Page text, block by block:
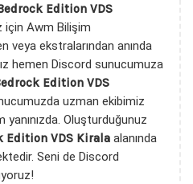
Edition VDS
için Awm Bilişim
veya ekstralarından anında
hemen Discord sunucumuza
Edition VDS
uzman ekibimiz
yanınızda. Oluşturduğunuz
Edition VDS Kirala alanında
Seni de Discord